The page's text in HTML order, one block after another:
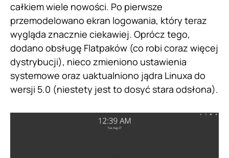
całkiem wiele nowości. Po pierwsze
przemodelowano ekran logowania, który teraz
wygląda znacznie ciekawiej. Oprócz tego,
dodano obsługę Flatpaków (co robi coraz więcej
dystrybucji), nieco zmieniono ustawienia
systemowe oraz uaktualniono jądra Linuxa do
wersji 5.0 (niestety jest to dosyć stara odsłona).